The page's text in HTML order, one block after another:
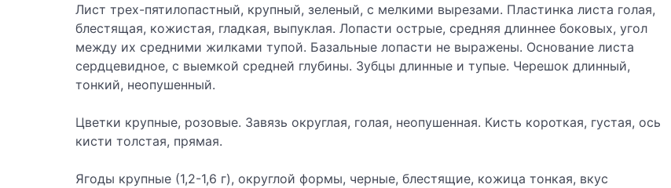
Лист трех-пятилопастный, крупный, зеленый, с мелкими вырезами. Пластинка листа голая,
блестящая, кожистая, гладкая, выпуклая. Лопасти острые, средняя длиннее боковых, угол
между их средними жилками тупой. Базальные лопасти не выражены. Основание листа
сердцевидное, с выемкой средней глубины. Зубцы длинные и тупые. Черешок длинный,
тонкий, неопушенный.
Цветки крупные, розовые. Завязь округлая, голая, неопушенная. Кисть короткая, густая, ось
кисти толстая, прямая.
Ягоды крупные (1,2-1,6 г), округлой формы, черные, блестящие, кожица тонкая, вкус